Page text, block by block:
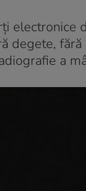
degete,
a